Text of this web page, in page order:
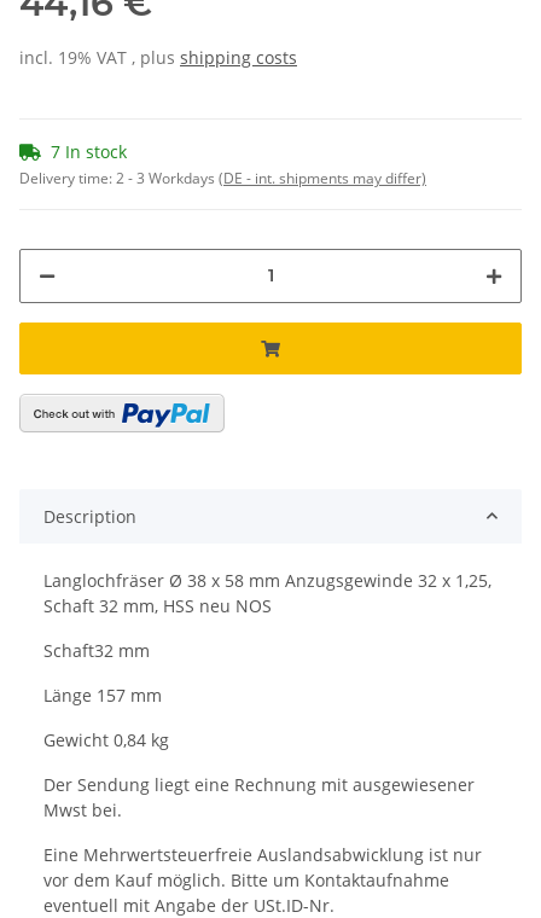
incl. 19% VAT , plus shipping costs
7 In stock
Delivery time:2 - 3 Workdays (DE - int. shipments may differ)
Description
Langlochfräser Ø 38 x 58 mm Anzugsgewinde 32 x 1,25,
Schaft 32 mm, HSS neu NOS
Schaft32 mm
Länge 157 mm
Gewicht 0,84 kg
Der Sendung liegt eine Rechnung mit ausgewiesener
Mwst bei.
Eine Mehrwertsteuerfreie Auslandsabwicklung ist nur
vor dem Kauf möglich. Bitte um Kontaktaufnahme
eventuell mit Angabe der USt.ID-Nr.